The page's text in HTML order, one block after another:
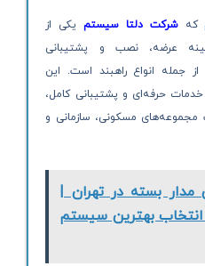
کهشرکت دلتا سیستمیکی از
عرضه، نصب و پشتیبانی
جمله انواع راهبند است. این
حرفه‌ای و پشتیبانی کامل،
مجموعه‌های مسکونی، سازمانی و
بسته در تهران |
انتخاب بهترین سیستم